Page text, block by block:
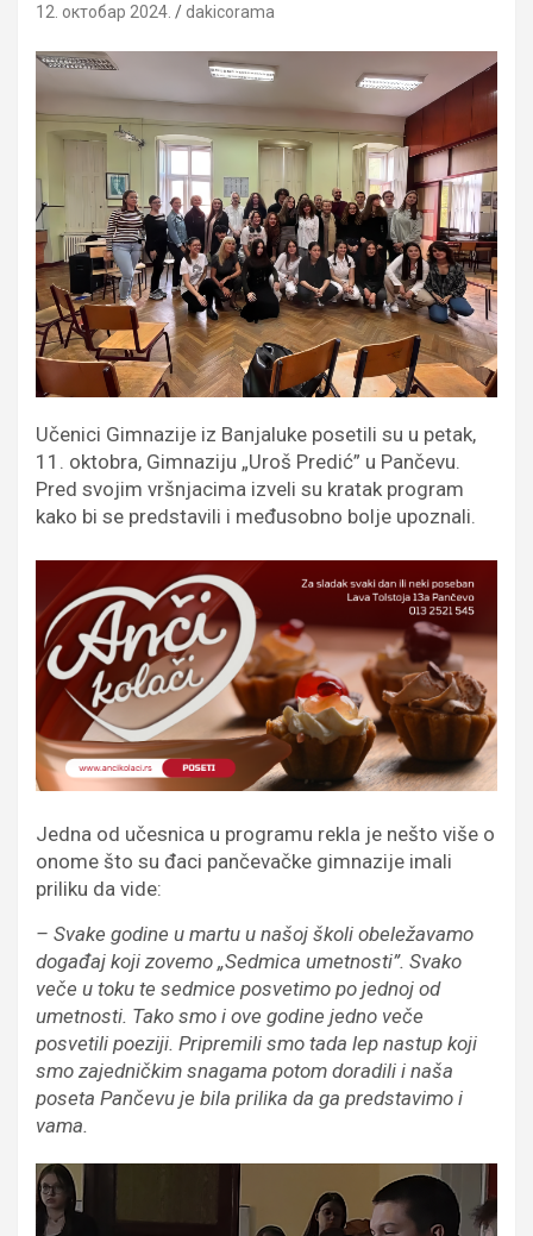
12. октобар 2024. dakicorama
Učenici Gimnazije iz Banjaluke posetili su u petak,
11. oktobra, Gimnaziju „Uroš Predić” u Pančevu.
Pred svojim vršnjacima izveli su kratak program
kako bi se predstavili i međusobno bolje upoznali.
Jedna od učesnica u programu rekla je nešto više o
onome što su đaci pančevačke gimnazije imali
priliku da vide:
– Svake godine u martu u našoj školi obeležavamo
događaj koji zovemo „Sedmica umetnosti”. Svako
veče u toku te sedmice posvetimo po jednoj od
umetnosti. Tako smo i ove godine jedno veče
posvetili poeziji. Pripremili smo tada lep nastup koji
smo zajedničkim snagama potom doradili i naša
poseta Pančevu je bila prilika da ga predstavimo i
vama.